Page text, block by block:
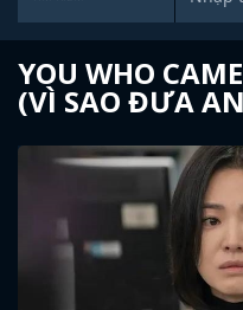
YOU WHO
(VÌ SAO ĐƯA